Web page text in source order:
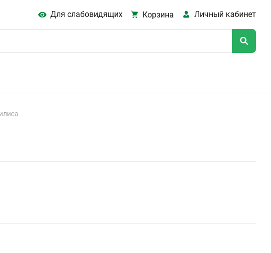
Для слабовидящих Корзина Личный кабинет